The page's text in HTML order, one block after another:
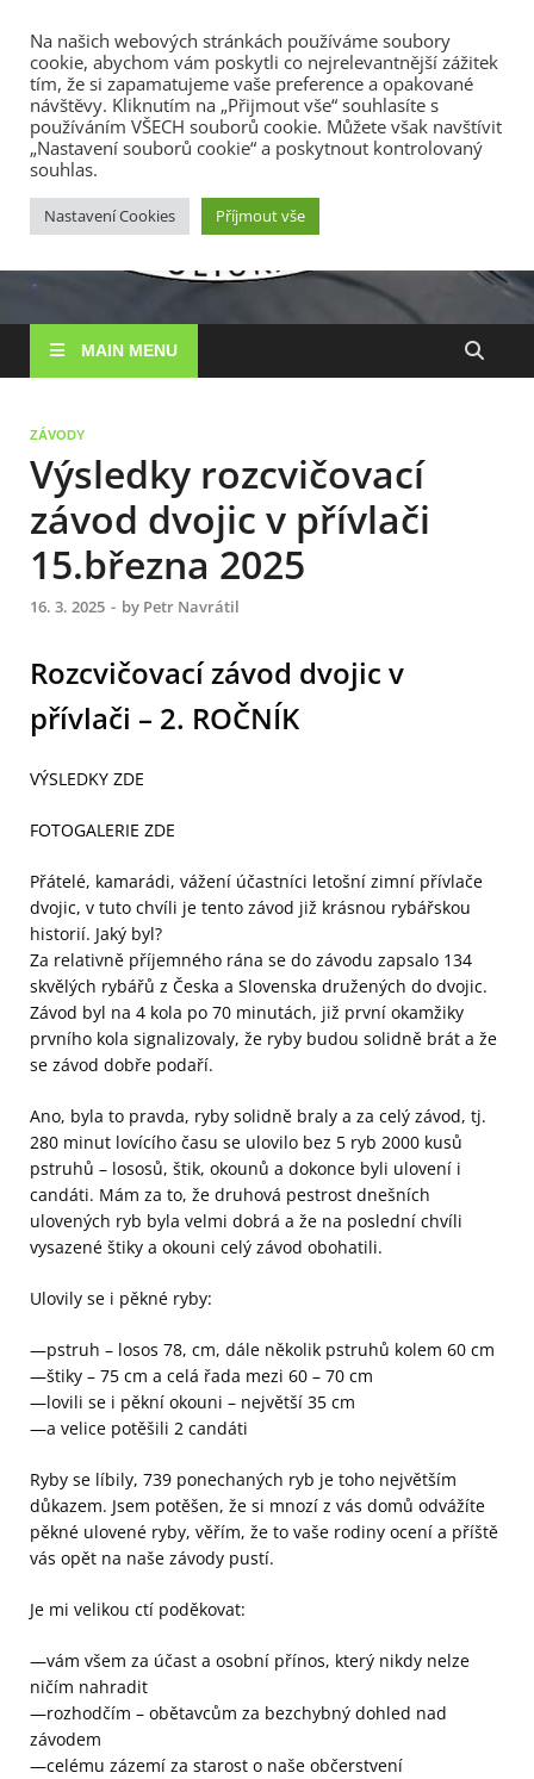
7. 8. 2026
RS
Rybářské
MAIN MENU
ZÁVODY
Výsledky rozcvičovací
závod dvojic v přívlači
15.března 2025
16. 3. 2025 - by Petr Navrátil
Rozcvičovací závod dvojic v
přívlači – 2. ROČNÍK
VÝSLEDKY ZDE
FOTOGALERIE ZDE
Přátelé, kamarádi, vážení účastníci letošní zimní přívlače
dvojic, v tuto chvíli je tento závod již krásnou rybářskou
historií. Jaký byl?
Za relativně příjemného rána se do závodu zapsalo 134
skvělých rybářů z Česka a Slovenska družených do dvojic.
Závod byl na 4 kola po 70 minutách, již první okamžiky
prvního kola signalizovaly, že ryby budou solidně brát a že
se závod dobře podaří.
Ano, byla to pravda, ryby solidně braly a za celý závod, tj.
280 minut lovícího času se ulovilo bez 5 ryb 2000 kusů
pstruhů – lososů, štik, okounů a dokonce byli ulovení i
candáti. Mám za to, že druhová pestrost dnešních
ulovených ryb byla velmi dobrá a že na poslední chvíli
vysazené štiky a okouni celý závod obohatili.
Ulovily se i pěkné ryby:
—pstruh – losos 78, cm, dále několik pstruhů kolem 60 cm
—štiky – 75 cm a celá řada mezi 60 – 70 cm
—lovili se i pěkní okouni – největší 35 cm
—a velice potěšili 2 candáti
Ryby se líbily, 739 ponechaných ryb je toho největším
důkazem. Jsem potěšen, že si mnozí z vás domů odvážíte
pěkné ulovené ryby, věřím, že to vaše rodiny ocení a příště
vás opět na naše závody pustí.
Je mi velikou ctí poděkovat:
—vám všem za účast a osobní přínos, který nikdy nelze
ničím nahradit
—rozhodčím – obětavcům za bezchybný dohled nad
závodem
—celému zázemí za starost o naše občerstvení
Na našich webových stránkách používáme soubory
cookie, abychom vám poskytli co nejrelevantnější zážitek
tím, že si zapamatujeme vaše preference a opakované
návštěvy. Kliknutím na „Přijmout vše“ souhlasíte s
používáním VŠECH souborů cookie. Můžete však navštívit
„Nastavení souborů cookie“ a poskytnout kontrolovaný
souhlas.
Nastavení Cookies Příjmout vše